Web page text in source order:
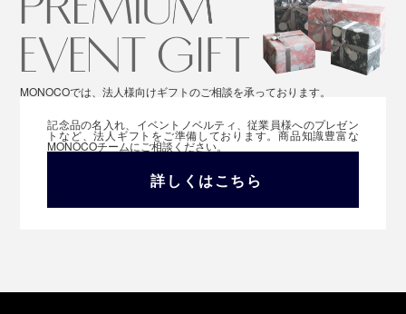
MONOCOでは、法人様向けギフトのご相談を承っております。
記念品の名入れ、イベントノベルティ、従業員様へのプレゼン
トなど、法人ギフトをご準備しております。商品知識豊富な
MONOCOチームにご相談ください。
詳しくはこちら